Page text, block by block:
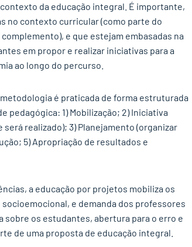
da educação integral. É importante,
no contexto curricular (como parte do
e que estejam embasadas na
em propor e realizar iniciativas para a
ao longo do percurso.
é praticada de forma estruturada
pedagógica: 1) Mobilização; 2) Iniciativa
realizado); 3) Planejamento (organizar
5) Apropriação de resultados e
a educação por projetos mobiliza os
e demanda dos professores
os estudantes, abertura para o erro e
de uma proposta de educação integral.